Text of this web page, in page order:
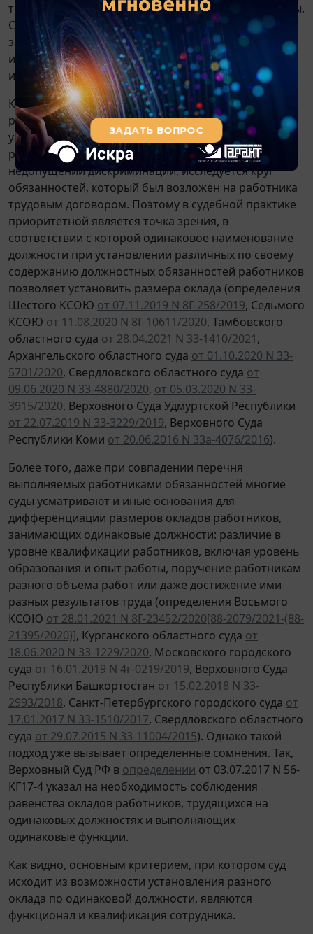
трудовых обязанностей, которые на него возложены.
Следовательно, в ситуации, когда работники
занимают одинаковую должность, утверждать, что
их трудовые обязанности безусловно должны быть
идентичны, нельзя.
Как показывает судебная практика, при
рассмотрении заявлений о том, что при
установлении того или иного размера оклада
работодатель не соблюдал требование о
недопущении дискриминации, исследуется круг
обязанностей, который был возложен на работника
трудовым договором. Поэтому в судебной практике
приоритетной является точка зрения, в
соответствии с которой одинаковое наименование
должности при установлении различных по своему
содержанию должностных обязанностей работников
позволяет установить размера оклада (определения
Шестого КСОЮ от 07.11.2019 N 8Г-258/2019, Седьмого
КСОЮ от 11.08.2020 N 8Г-10611/2020, Тамбовского
областного суда от 28.04.2021 N 33-1410/2021,
Архангельского областного суда от 01.10.2020 N 33-
5701/2020, Свердловского областного суда от
09.06.2020 N 33-4880/2020, от 05.03.2020 N 33-
3915/2020, Верховного Суда Удмуртской Республики
от 22.07.2019 N 33-3229/2019, Верховного Суда
Республики Коми от 20.06.2016 N 33а-4076/2016).
Более того, даже при совпадении перечня
выполняемых работниками обязанностей многие
суды усматривают и иные основания для
дифференциации размеров окладов работников,
занимающих одинаковые должности: различие в
уровне квалификации работников, включая уровень
образования и опыт работы, поручение работникам
разного объема работ или даже достижение ими
разных результатов труда (определения Восьмого
КСОЮ от 28.01.2021 N 8Г-23452/2020[88-2079/2021-(88-
21395/2020)], Курганского областного суда от
18.06.2020 N 33-1229/2020, Московского городского
суда от 16.01.2019 N 4г-0219/2019, Верховного Суда
Республики Башкортостан от 15.02.2018 N 33-
2993/2018, Санкт-Петербургского городского суда от
17.01.2017 N 33-1510/2017, Свердловского областного
суда от 29.07.2015 N 33-11004/2015). Однако такой
подход уже вызывает определенные сомнения. Так,
Верховный Суд РФ в определении от 03.07.2017 N 56-
КГ17-4 указал на необходимость соблюдения
равенства окладов работников, трудящихся на
одинаковых должностях и выполняющих
одинаковые функции.
Как видно, основным критерием, при котором суд
исходит из возможности установления разного
оклада по одинаковой должности, являются
функционал и квалификация сотрудника.